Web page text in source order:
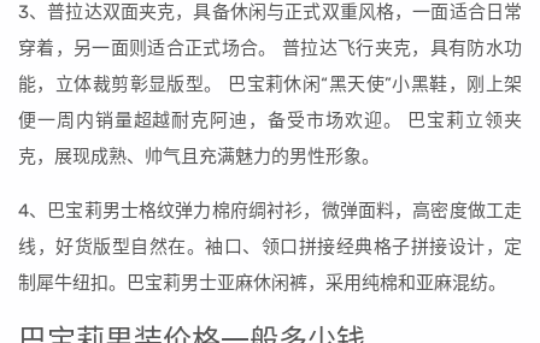
3、普拉达双面夹克，具备休闲与正式双重风格，一面适合日常
穿着，另一面则适合正式场合。 普拉达飞行夹克，具有防水功
能，立体裁剪彰显版型。 巴宝莉休闲“黑天使”小黑鞋，刚上架
便一周内销量超越耐克阿迪，备受市场欢迎。 巴宝莉立领夹
克，展现成熟、帅气且充满魅力的男性形象。
4、巴宝莉男士格纹弹力棉府绸衬衫，微弹面料，高密度做工走
线，好货版型自然在。袖口、领口拼接经典格子拼接设计，定
制犀牛纽扣。巴宝莉男士亚麻休闲裤，采用纯棉和亚麻混纺。